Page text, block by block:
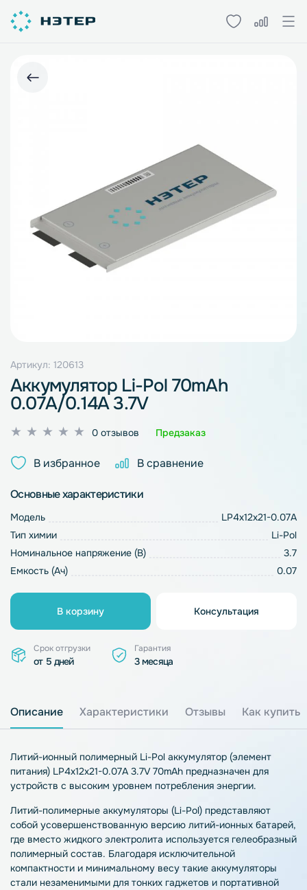
Артикул: 120613
Аккумулятор Li-Pol 70mAh
0.07A/0.14A 3.7V
Оценка
из
0 отзывов Предзаказ
В избранное В сравнение
Основные характеристики
Модель
LP4x12x21-0.07A
Тип химии
Li-Pol
Номинальное напряжение (В)
3.7
Емкость (Ач)
0.07
В корзину Консультация
Срок отгрузки
от 5 дней
Гарантия
3 месяца
Описание Характеристики Отзывы Как купить
Литий-ионный полимерный Li-Pol аккумулятор (элемент
питания) LP4x12x21-0.07A 3.7V 70mAh предназначен для
устройств с высоким уровнем потребления энергии.
Литий-полимерные аккумуляторы (Li-Pol) представляют
собой усовершенствованную версию литий-ионных батарей,
где вместо жидкого электролита используется гелеобразный
полимерный состав. Благодаря исключительной
компактности и минимальному весу такие аккумуляторы
стали незаменимыми для тонких гаджетов и портативной